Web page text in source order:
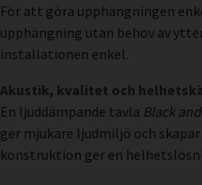
För att göra upphängningen
upphängning utan behov av
installationen enkel.
Akustik, kvalitet och
En ljuddämpande tavla Black
ger mjukare ljudmiljö och
konstruktion ger en